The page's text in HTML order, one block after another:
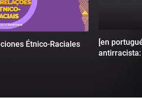
Étnico-Raciales
[en